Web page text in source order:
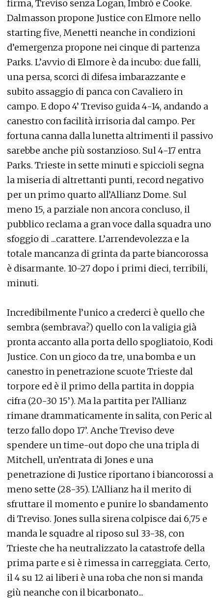
firma, Treviso senza Logan, Imbrò e Cooke.
Dalmasson propone Justice con Elmore nello
starting five, Menetti neanche in condizioni
d’emergenza propone nei cinque di partenza
Parks. L’avvio di Elmore è da incubo: due falli,
una persa, scorci di difesa imbarazzante e
subito assaggio di panca con Cavaliero in
campo. E dopo 4’ Treviso guida 4-14, andando a
canestro con facilità irrisoria dal campo. Per
fortuna canna dalla lunetta altrimenti il passivo
sarebbe anche più sostanzioso. Sul 4-17 entra
Parks. Trieste in sette minuti e spiccioli segna
la miseria di altrettanti punti, record negativo
per un primo quarto all’Allianz Dome. Sul
meno 15, a parziale non ancora concluso, il
pubblico reclama a gran voce dalla squadra uno
sfoggio di ...carattere. L’arrendevolezza e la
totale mancanza di grinta da parte biancorossa
è disarmante. 10-27 dopo i primi dieci, terribili,
minuti.
Incredibilmente l’unico a crederci è quello che
sembra (sembrava?) quello con la valigia già
pronta accanto alla porta dello spogliatoio, Kodi
Justice. Con un gioco da tre, una bomba e un
canestro in penetrazione scuote Trieste dal
torpore ed è il primo della partita in doppia
cifra (20-30 15’). Ma la partita per l’Allianz
rimane drammaticamente in salita, con Peric al
terzo fallo dopo 17’. Anche Treviso deve
spendere un time-out dopo che una tripla di
Mitchell, un’entrata di Jones e una
penetrazione di Justice riportano i biancorossi a
meno sette (28-35). L’Allianz ha il merito di
sfruttare il momento e punire lo sbandamento
di Treviso. Jones sulla sirena colpisce dai 6,75 e
manda le squadre al riposo sul 33-38, con
Trieste che ha neutralizzato la catastrofe della
prima parte e si è rimessa in carreggiata. Certo,
il 4 su 12 ai liberi è una roba che non si manda
giù neanche con il bicarbonato...